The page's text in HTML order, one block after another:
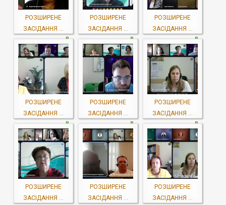
РОЗШИРЕНЕ
ЗАСІДАННЯ ...
РОЗШИРЕНЕ
ЗАСІДАННЯ ...
РОЗШИРЕНЕ
ЗАСІДАННЯ ...
РОЗШИРЕНЕ
ЗАСІДАННЯ ...
РОЗШИРЕНЕ
ЗАСІДАННЯ ...
РОЗШИРЕНЕ
ЗАСІДАННЯ ...
РОЗШИРЕНЕ
ЗАСІДАННЯ ...
РОЗШИРЕНЕ
ЗАСІДАННЯ ...
РОЗШИРЕНЕ
ЗАСІДАННЯ ...